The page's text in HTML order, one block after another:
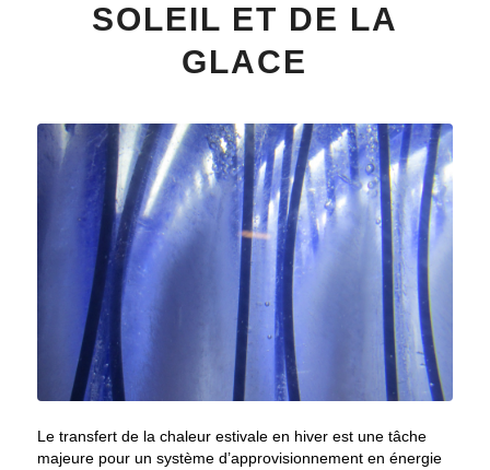
SOLEIL ET DE LA
GLACE
Le transfert de la chaleur estivale en hiver est une tâche
majeure pour un système d’approvisionnement en énergie